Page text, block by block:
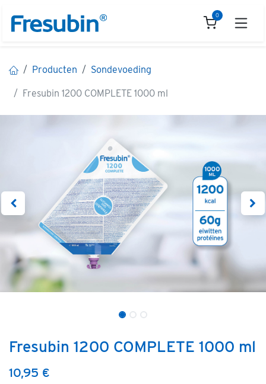
0
Producten Sondevoeding
Fresubin 1200 COMPLETE 1000 ml
Fresubin 1200 COMPLETE 1000 ml
10,95 €